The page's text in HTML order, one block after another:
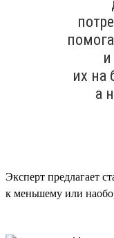
их на
а
Эксперт предлагает
к меньшему или